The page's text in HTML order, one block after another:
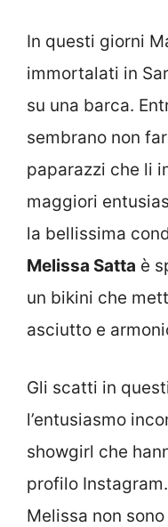
In questi giorni
immortalati in
su una barca.
sembrano non
paparazzi che li
maggiori
la bellissima
Melissa Satta è
un bikini che
asciutto e
Gli scatti in
l’entusiasmo
showgirl che
profilo
Melissa non